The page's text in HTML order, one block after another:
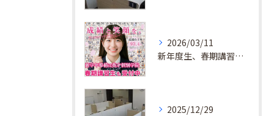
2026/03/11
新年度生、春期講習生 受付中！
2025/12/29